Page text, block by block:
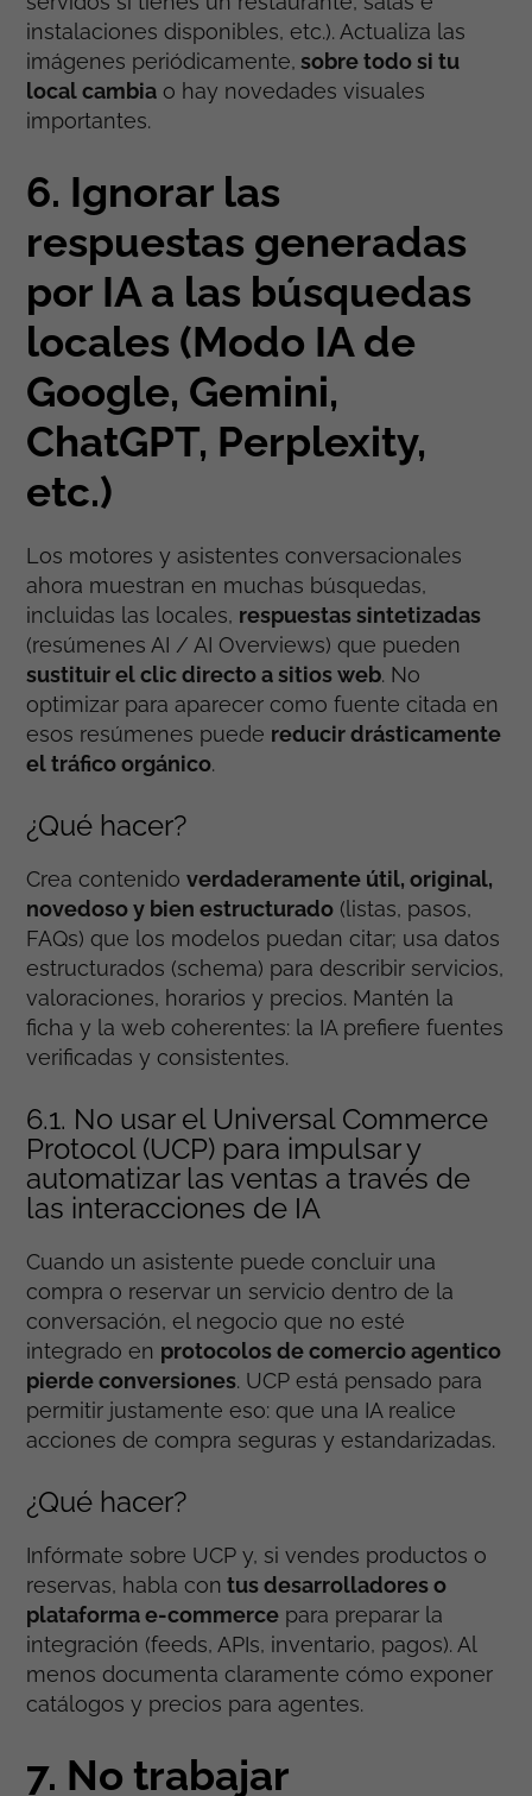
instalaciones disponibles, etc.). Actualiza las
imágenes periódicamente, sobre todo si tu
local cambia o hay novedades visuales
importantes.
6. Ignorar las
respuestas generadas
por IA a las búsquedas
locales (Modo IA de
Google, Gemini,
ChatGPT, Perplexity,
etc.)
Los motores y asistentes conversacionales
ahora muestran en muchas búsquedas,
incluidas las locales, respuestas sintetizadas
(resúmenes AI / AI Overviews) que pueden
sustituir el clic directo a sitios web. No
optimizar para aparecer como fuente citada en
esos resúmenes puede reducir drásticamente
el tráfico orgánico.
¿Qué hacer?
Crea contenidoverdaderamente útil, original,
novedoso y bien estructurado (listas, pasos,
FAQs) que los modelos puedan citar; usa datos
estructurados (schema) para describir servicios,
valoraciones, horarios y precios. Mantén la
ficha y la web coherentes: la IA prefiere fuentes
verificadas y consistentes.
6.1. No usar el Universal Commerce
Protocol (UCP) para impulsar y
automatizar las ventas a través de
las interacciones de IA
Cuando un asistente puede concluir una
compra o reservar un servicio dentro de la
conversación, el negocio que no esté
integrado en protocolos de comercio agentico
pierde conversiones. UCP está pensado para
permitir justamente eso: que una IA realice
acciones de compra seguras y estandarizadas.
¿Qué hacer?
Infórmate sobre UCP y, si vendes productos o
reservas, habla con tus desarrolladores o
plataforma e-commerce para preparar la
integración (feeds, APIs, inventario, pagos). Al
menos documenta claramente cómo exponer
catálogos y precios para agentes.
7. No trabajar